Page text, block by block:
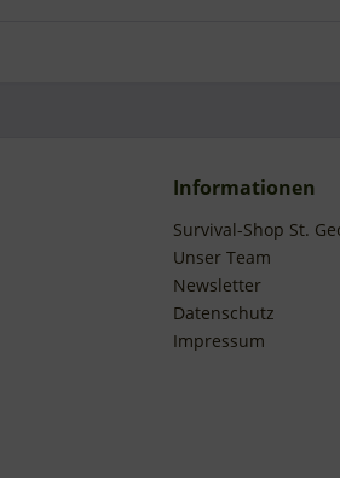
Informationen
Survival-Shop St.
Unser Team
Newsletter
Datenschutz
Impressum